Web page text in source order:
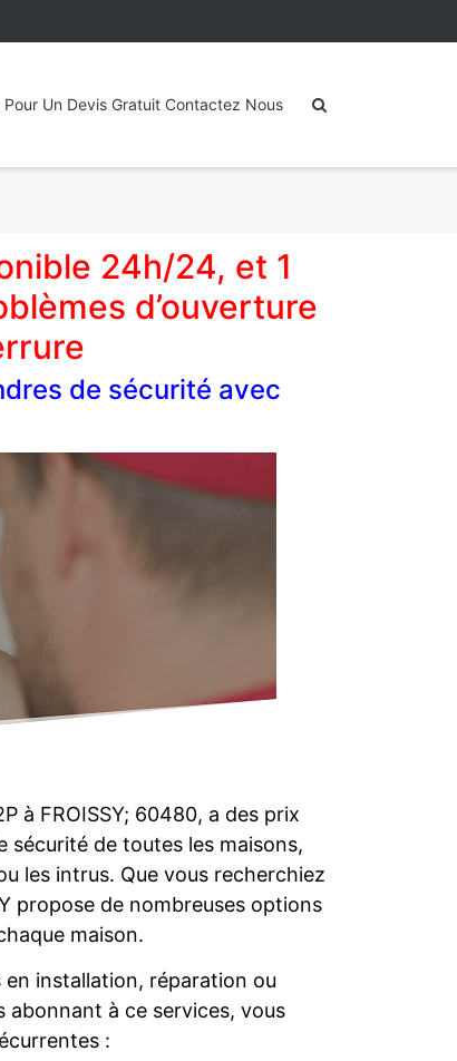
Pour Un Devis Gratuit Contactez Nous
24h/24, et 1
d’ouverture
de sécurité avec
à FROISSY; 60480, a des prix
sécurité de toutes les maisons,
les intrus. Que vous recherchiez
propose de nombreuses options
maison.
installation, réparation ou
abonnant à ce services, vous
: